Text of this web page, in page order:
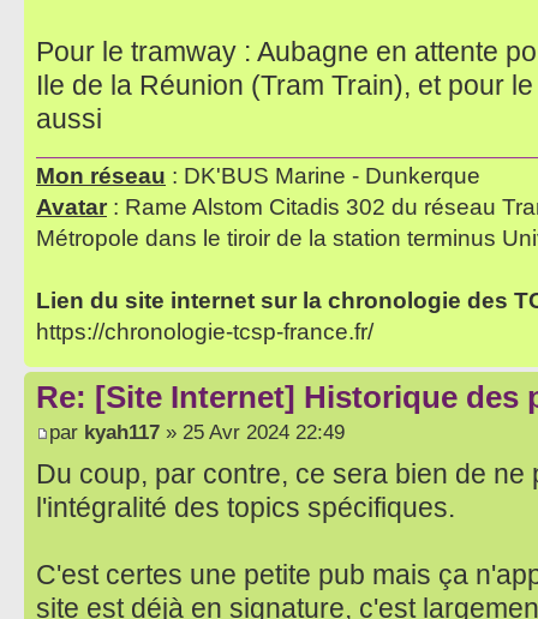
Pour le tramway : Aubagne en attente
Ile de la Réunion (Tram Train), et pour
aussi
Mon réseau : DK'BUS Marine - Dunkerque
Avatar : Rame Alstom Citadis 302 du réseau
Métropole dans le tiroir de la station terminus
Lien du site internet sur la chronologie des
https://chronologie-tcsp-france.fr/
Re: [Site Internet] Historique des
par kyah117 » 25 Avr 2024 22:49
Du coup, par contre, ce sera bien de ne
l'intégralité des topics spécifiques.
C'est certes une petite pub mais ça
site est déjà en signature, c'est